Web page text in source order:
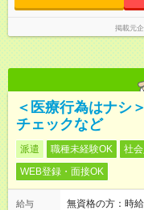
掲載元
＜医療行為はナシ
チェックなど
派遣 職種未経験OK 社
WEB登録・面接OK
給与
無資格の方：時